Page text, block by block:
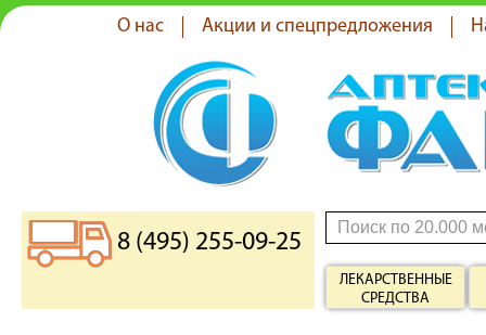
О нас Акции и спецпредложения
8 (495) 255-09-25
ЛЕКАРСТВЕННЫЕ
СРЕДСТВА